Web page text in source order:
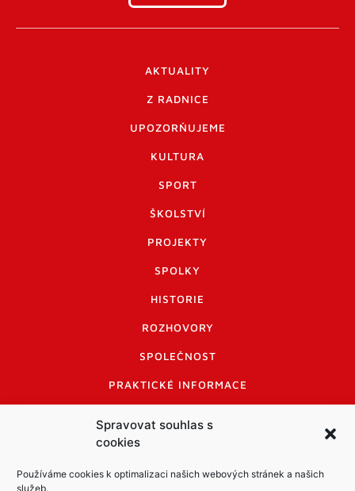
Spravovat souhlas s
cookies
Používáme cookies k optimalizaci našich webových stránek a našich
služeb.
AKTUALITY
Z RADNICE
UPOZORŇUJEME
KULTURA
SPORT
ŠKOLSTVÍ
PROJEKTY
SPOLKY
HISTORIE
ROZHOVORY
SPOLEČNOST
PRAKTICKÉ INFORMACE
INFORMACE A KODEX DISKUTUJÍCÍCH
LOGO A LOGO MANUÁL